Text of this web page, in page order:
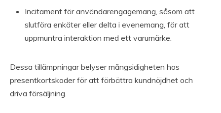
Incitament för användarengagemang, såsom att
slutföra enkäter eller delta i evenemang, för att
uppmuntra interaktion med ett varumärke.
Dessa tillämpningar belyser mångsidigheten hos
presentkortskoder för att förbättra kundnöjdhet och
driva försäljning.